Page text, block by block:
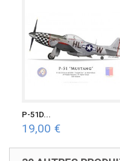
P-51D...
19,00 €